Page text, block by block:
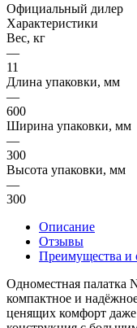
Официальный дилер
Характеристики
Вес, кг
—
11
Длина упаковки, мм
—
600
Ширина упаковки, мм
—
300
Высота упаковки, мм
—
300
Описание
Отзывы
Преимущества и
Одноместная палатка
компактное и
ценящих комфорт